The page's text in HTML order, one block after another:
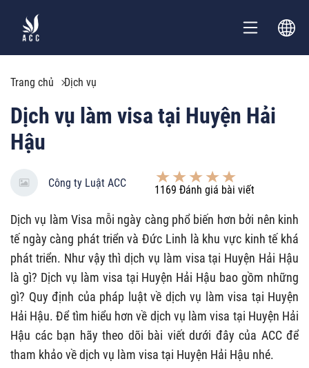
Trang chủ Dịch vụ
Dịch vụ làm visa tại Huyện Hải
Hậu
Công ty Luật ACC
1169 Đánh giá bài viết
Dịch vụ làm Visa mỗi ngày càng phổ biến hơn bởi nên kinh
tế ngày càng phát triển và Đức Linh là khu vực kinh tế khá
phát triển. Như vậy thì dịch vụ làm visa tại Huyện Hải Hậu
là gì? Dịch vụ làm visa tại Huyện Hải Hậu bao gồm những
gì? Quy định của pháp luật về dịch vụ làm visa tại Huyện
Hải Hậu. Để tìm hiểu hơn về dịch vụ làm visa tại Huyện Hải
Hậu các bạn hãy theo dõi bài viết dưới đây của ACC để
tham khảo về dịch vụ làm visa tại Huyện Hải Hậu nhé.